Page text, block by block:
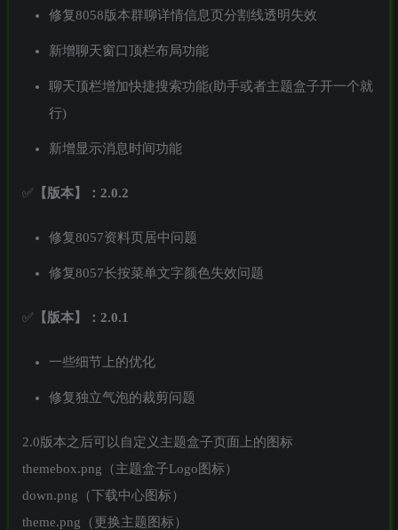
修复8058版本群聊详情信息页分割线透明失效
新增聊天窗口顶栏布局功能
聊天顶栏增加快捷搜索功能(助手或者主题盒子开一个就
行)
新增显示消息时间功能
✅ 【版本】：2.0.2
修复8057资料页居中问题
修复8057长按菜单文字颜色失效问题
✅ 【版本】：2.0.1
一些细节上的优化
修复独立气泡的裁剪问题
2.0版本之后可以自定义主题盒子页面上的图标
themebox.png（主题盒子Logo图标）
down.png（下载中心图标）
theme.png（更换主题图标）